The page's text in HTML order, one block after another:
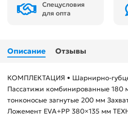
Спецусловия
для опта
Описание Отзывы
КОМПЛЕКТАЦИЯ • Шарнирно-
Пассатижи комбинированные 180
тонконосые загнутые 200 мм
Ложемент EVA+PP 380×135 мм